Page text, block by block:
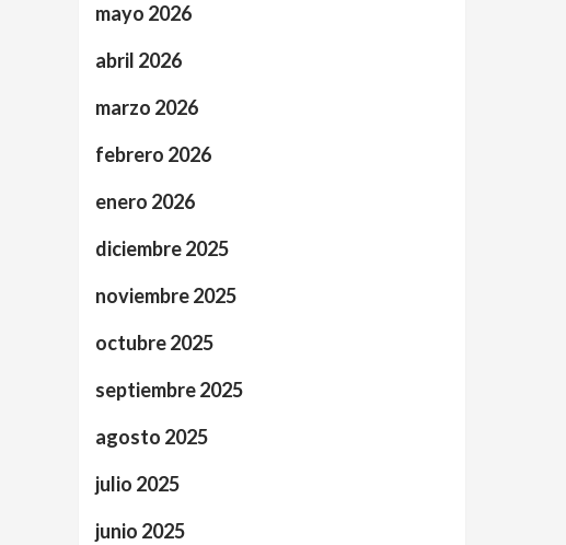
mayo 2026
abril 2026
marzo 2026
febrero 2026
enero 2026
diciembre 2025
noviembre 2025
octubre 2025
septiembre 2025
agosto 2025
julio 2025
junio 2025